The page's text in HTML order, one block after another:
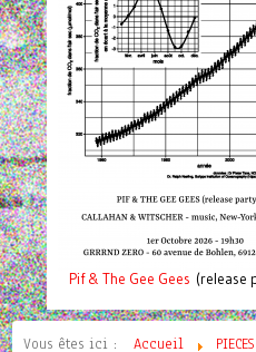
Pif& The Gee Gees (release
Vous êtes ici : Accueil